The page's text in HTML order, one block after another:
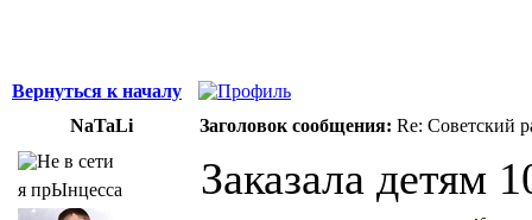
Вернуться к началу
NaTaLi
Заголовок сообщения: Re: Советский
я прЫнцесса
Заказала детям